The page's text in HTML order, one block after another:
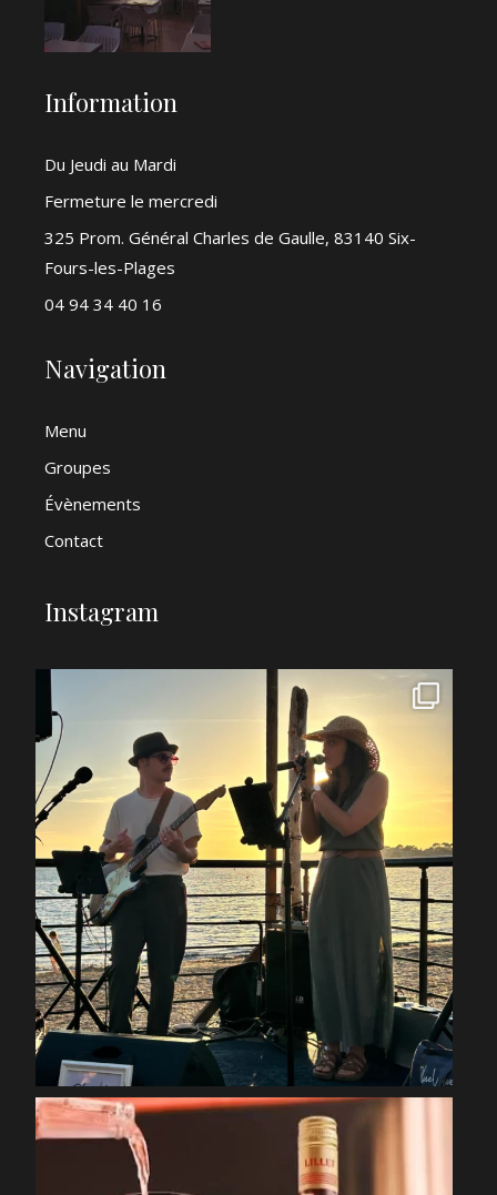
Information
Du Jeudi au Mardi
Fermeture le mercredi
325 Prom. Général Charles de Gaulle, 83140 Six-
Fours-les-Plages
04 94 34 40 16
Navigation
Menu
Groupes
Évènements
Contact
Instagram